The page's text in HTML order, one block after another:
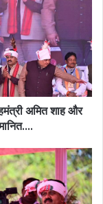
अमित शाह और